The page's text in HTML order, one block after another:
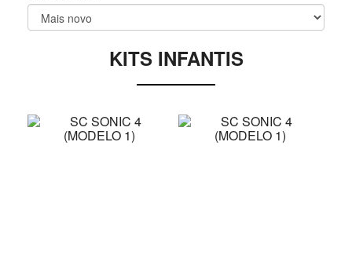
KITS INFANTIS